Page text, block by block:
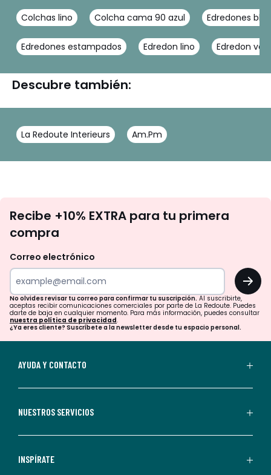
Colchas lino Colcha cama 90 azul Edredones
Edredones estampados Edredon lino Edredon
Descubre también:
La Redoute Interieurs Am.Pm
te
tu
para
confirmar
tu
suscripción.
aceptas
comerciales
personalizadas
Recibe +10% EXTRA para tu primera
compra
Correo electrónico
OK
No olvides revisar tu correo para confirmar tu suscripción. Al suscribirte,
aceptas recibir comunicaciones comerciales por parte de La Redoute. Puedes
darte de baja en cualquier momento. Para más información, puedes consultar
nuestra política de privacidad.
¿Ya eres cliente? Suscríbete a la newsletter desde tu espacio personal.
AYUDA Y CONTACTO
NUESTROS SERVICIOS
INSPÍRATE